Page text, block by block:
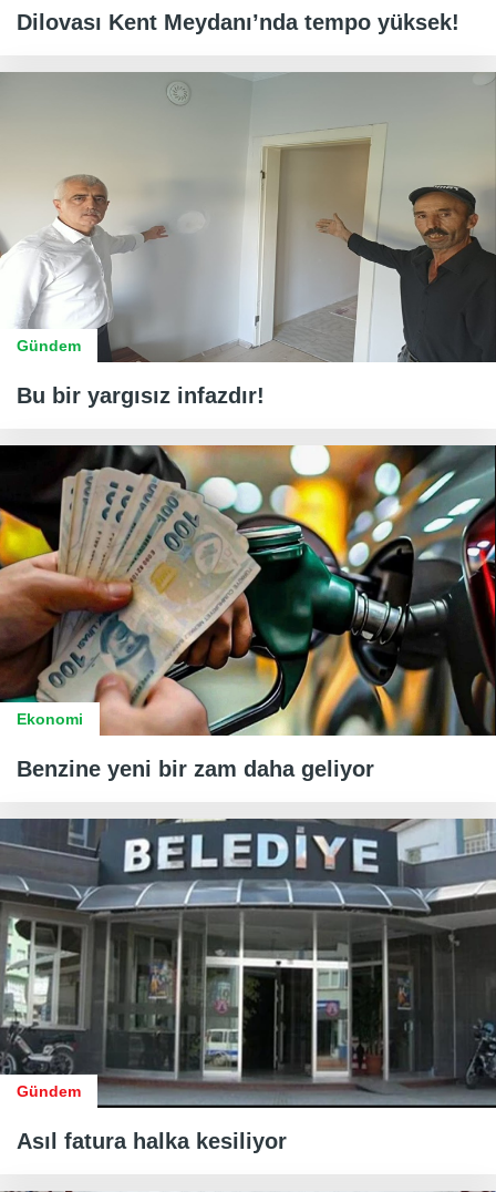
Dilovası Kent Meydanı’nda tempo yüksek!
Gündem
Bu bir yargısız infazdır!
Ekonomi
Benzine yeni bir zam daha geliyor
Gündem
Asıl fatura halka kesiliyor